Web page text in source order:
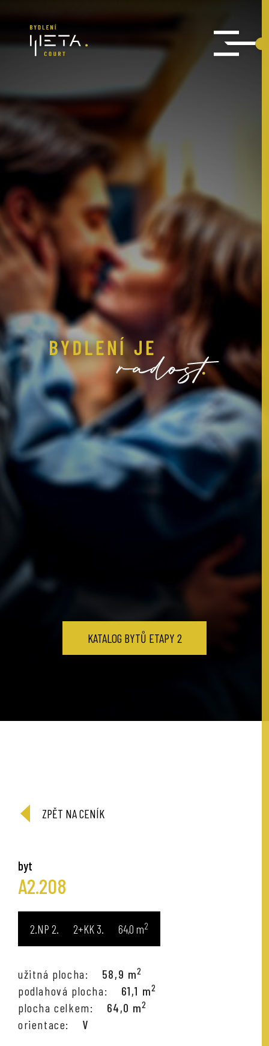
KATALOG BYTŮ ETAPY 2
ZPĚT NA CENÍK
byt
A2.208
2.NP 2+KK 64,0 m2
užitná plocha: 58,9 m2
podlahová plocha: 61,1 m2
plocha celkem: 64,0 m2
orientace: V